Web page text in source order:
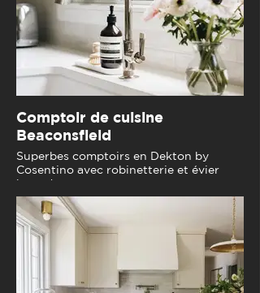
Comptoir de cuisine
Beaconsfield
Superbes comptoirs en Dekton by
Cosentino avec robinetterie et évier
haut de gamme